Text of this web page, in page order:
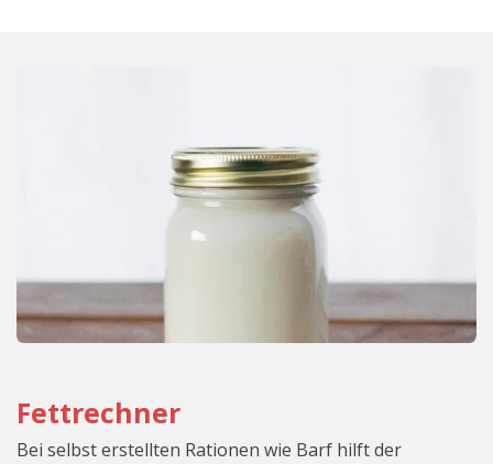
Fettrechner
Bei selbst erstellten Rationen wie Barf hilft der